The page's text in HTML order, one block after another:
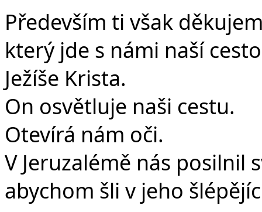
Především ti však
který jde s námi naší
Ježíše Krista.
On osvětluje naši cestu.
Otevírá nám oči.
V Jeruzalémě nás posilnil
abychom šli v jeho